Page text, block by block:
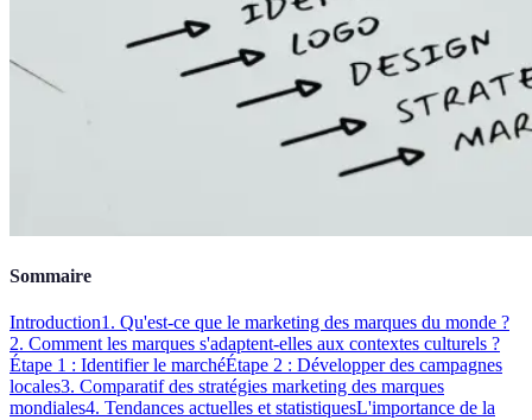
Sommaire
Introduction1. Qu'est-ce que le marketing des marques du monde ?
2. Comment les marques s'adaptent-elles aux contextes culturels ?
Étape 1 : Identifier le marchéÉtape 2 : Développer des campagnes
locales3. Comparatif des stratégies marketing des marques
mondiales4. Tendances actuelles et statistiquesL'importance de la